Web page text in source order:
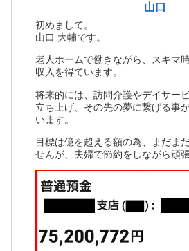
山口
初めまして。
山口 大輔です。
老人ホームで働きながら、スキマ
収入を得ています。
将来的には、訪問介護やデイサー
立ち上げ、その先の夢に繋げる事
います。
目標は億を超える額の為、まだま
せんが、夫婦で節約をしながら頑